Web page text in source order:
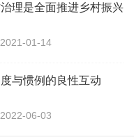
基础环节，承载着促
产业兴旺发达、人民
更好实施乡村振兴战
治化进程主要面临着
理是全面推进乡村振兴
2021-01-14
与惯例的良性互动
2022-06-03